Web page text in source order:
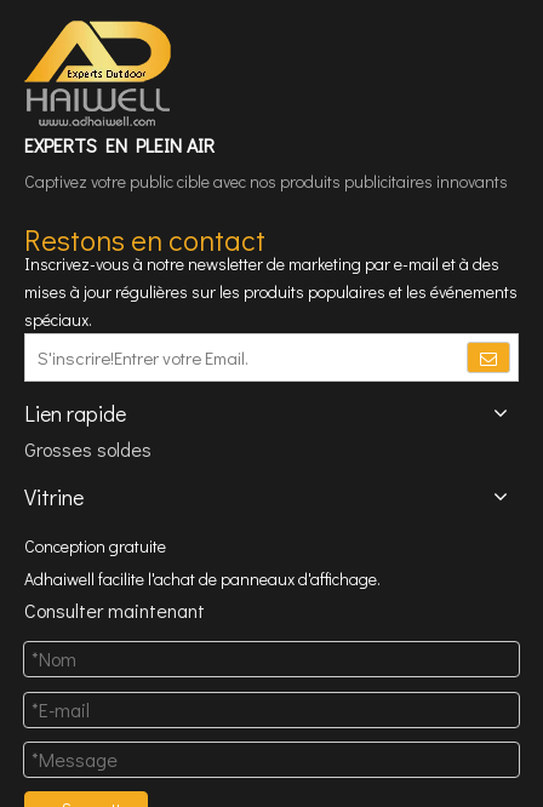
EXPERTS EN PLEIN AIR
Captivez votre public cible avec nos produits publicitaires innovants
Restons en contact
Inscrivez-vous à notre newsletter de marketing par e-mail et à des
mises à jour régulières sur les produits populaires et les événements
spéciaux.
Lien rapide
Grosses soldes
Vitrine
Conception gratuite
Adhaiwell facilite l'achat de panneaux d'affichage.
Consulter maintenant